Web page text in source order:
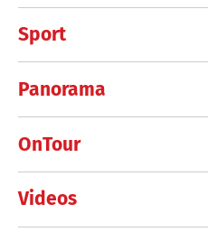
Sport
Panorama
OnTour
Videos